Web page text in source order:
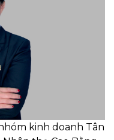
kinh doanh Tân